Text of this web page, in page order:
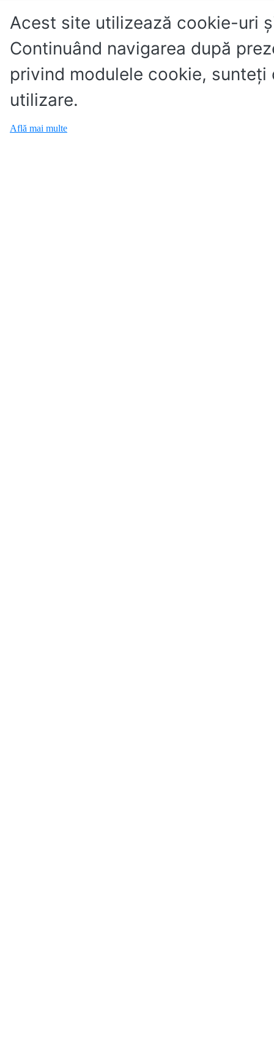
Acest site utilizează cookie-uri
Continuând navigarea după
privind modulele cookie,
utilizare.
Află mai multe